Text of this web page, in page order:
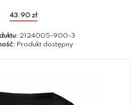
43.90 zł
2124005-900-3
Produkt dostępny